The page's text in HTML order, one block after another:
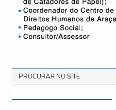
PROCURAR NO SITE